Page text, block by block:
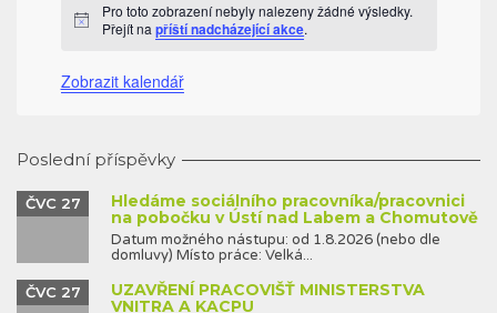
Notice
Pro toto zobrazení nebyly nalezeny žádné výsledky.
Přejít napříští nadcházející akce.
Zobrazit kalendář
Poslední příspěvky
Hledáme sociálního pracovníka/pracovnici
na pobočku v Ústí nad Labem a Chomutově
ČVC 27
Datum možného nástupu: od 1.8.2026 (nebo dle
domluvy) Místo práce: Velká...
UZAVŘENÍ PRACOVIŠŤ MINISTERSTVA
VNITRA A KACPU
ČVC 27